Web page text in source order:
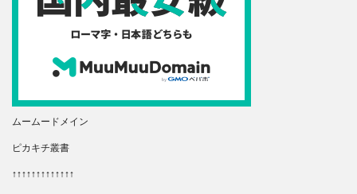
ムームードメイン
ピカキチ叢書
↑↑↑↑↑↑↑↑↑↑↑↑↑